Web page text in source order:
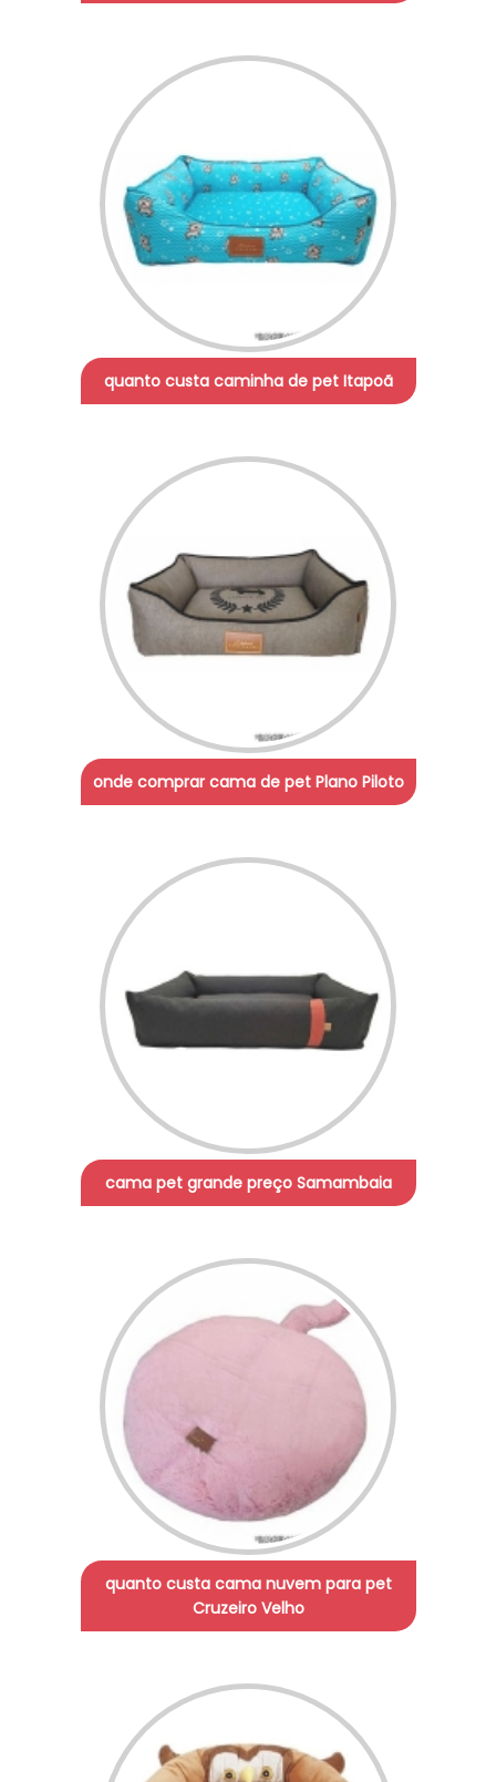
quanto custa caminha de pet Itapoã
onde comprar cama de pet Plano Piloto
cama pet grande preço Samambaia
quanto custa cama nuvem para pet
Cruzeiro Velho